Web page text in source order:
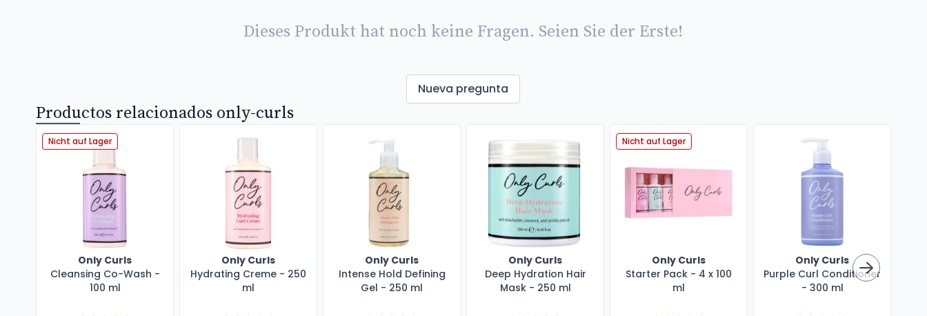
Dieses Produkt hat noch keine Fragen. Seien Sie der Erste!
Nueva pregunta
Productos relacionados only-curls
Nicht auf Lager
Only Curls
Cleansing Co-Wash -
100 ml
Only Curls
Hydrating Creme - 250
ml
Only Curls
Intense Hold Defining
Gel - 250 ml
Only Curls
Deep Hydration Hair
Mask - 250 ml
Nicht auf Lager
Only Curls
Starter Pack - 4 x 100
ml
Only Curls
Purple Curl Conditioner
- 300 ml